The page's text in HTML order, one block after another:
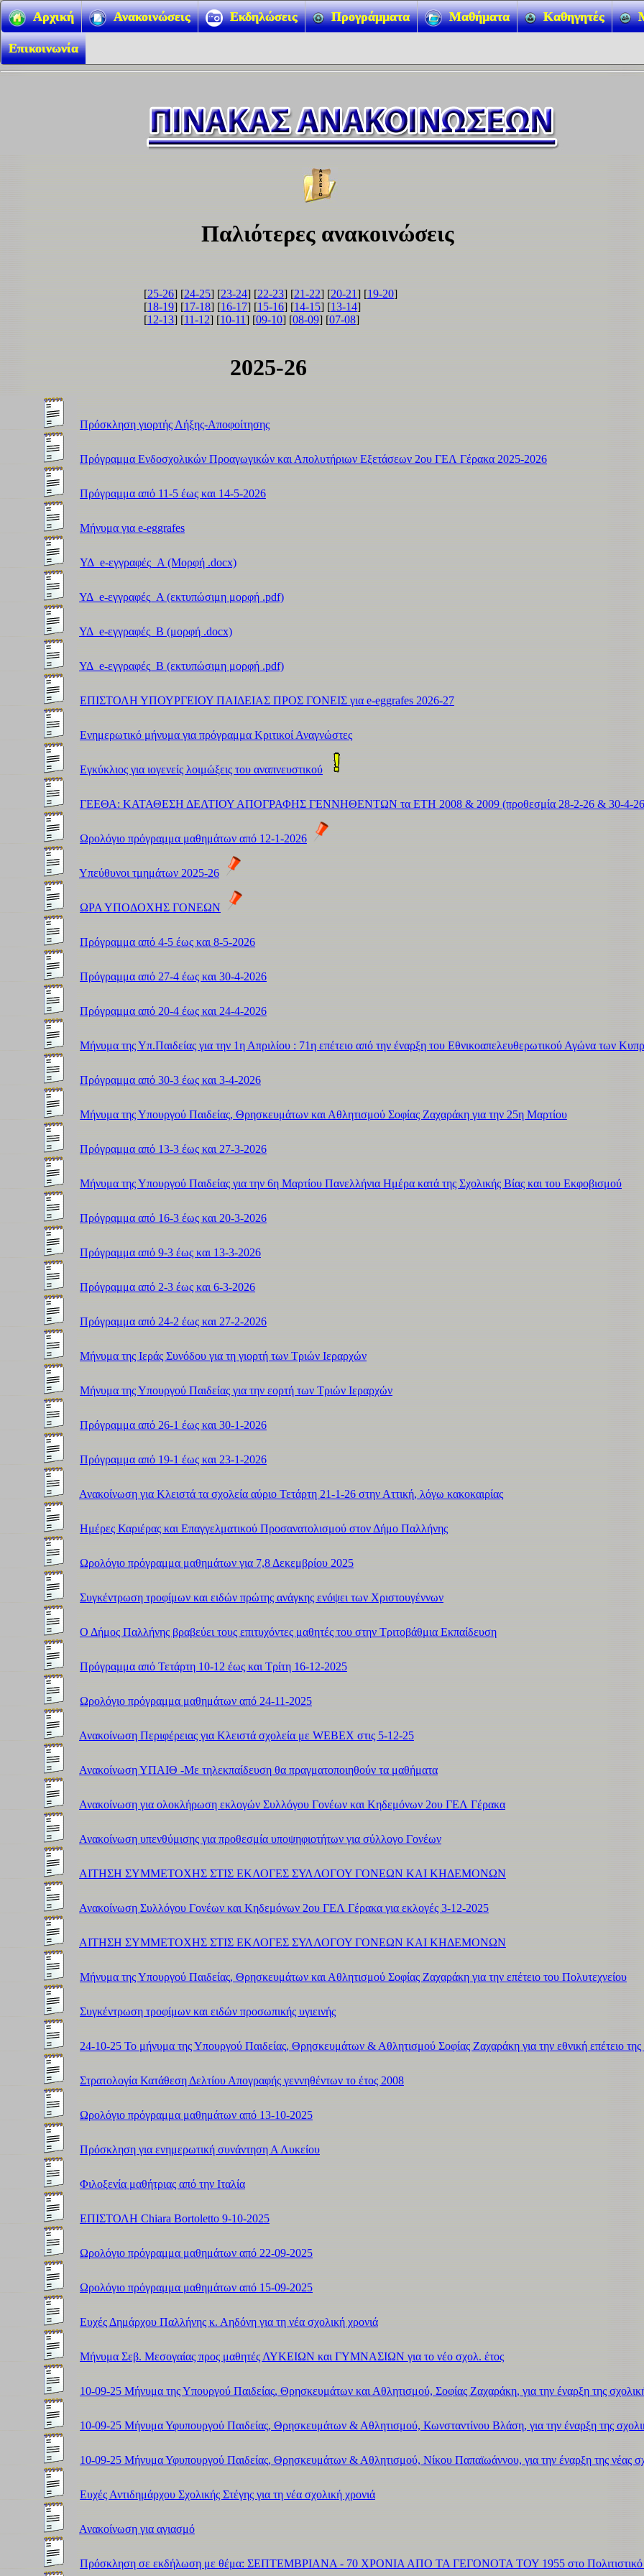
Αρχική Ανακοινώσεις Εκδηλώσεις Προγράμματα Μαθήματα Καθηγητές
Επικοινωνία
Παλιότερες ανακοινώσεις
[25-26] [24-25] [23-24] [22-23] [21-22] [20-21] [19-20]
[18-19] [17-18] [16-17] [15-16] [14-15] [13-14]
[12-13] [11-12] [10-11] [09-10] [08-09] [07-08]
2025-26
Πρόσκληση γιορτής Λήξης-Αποφοίτησης
Πρόγραμμα Ενδοσχολικών Προαγωγικών και Απολυτήριων Εξετάσεων 2ου ΓΕΛ Γέρακα 2025-2026
Πρόγραμμα από 11-5 έως και 14-5-2026
Μήνυμα για e-eggrafes
ΥΔ_e-εγγραφές_Α (Μορφή .docx)
ΥΔ_e-εγγραφές_Α (εκτυπώσιμη μορφή .pdf)
ΥΔ_e-εγγραφές_Β (μορφή .docx)
ΥΔ_e-εγγραφές_Β (εκτυπώσιμη μορφή .pdf)
ΕΠΙΣΤΟΛΗ ΥΠΟΥΡΓΕΙΟΥ ΠΑΙΔΕΙΑΣ ΠΡΟΣ ΓΟΝΕΙΣ για e-eggrafes 2026-27
Ενημερωτικό μήνυμα για πρόγραμμα Κριτικοί Αναγνώστες
Εγκύκλιος για ιογενείς λοιμώξεις του αναπνευστικού
ΓΕΕΘΑ: ΚΑΤΑΘΕΣΗ ΔΕΛΤΙΟΥ ΑΠΟΓΡΑΦΗΣ ΓΕΝΝΗΘΕΝΤΩΝ τα ΕΤΗ 2008 & 2009 (προθεσμία 28-2-26 & 30-4-
Ωρολόγιο πρόγραμμα μαθημάτων από 12-1-2026
Υπεύθυνοι τμημάτων 2025-26
ΩΡΑ ΥΠΟΔΟΧΗΣ ΓΟΝΕΩΝ
Πρόγραμμα από 4-5 έως και 8-5-2026
Πρόγραμμα από 27-4 έως και 30-4-2026
Πρόγραμμα από 20-4 έως και 24-4-2026
Μήνυμα της Υπ.Παιδείας για την 1η Απριλίου : 71η επέτειο από την έναρξη του Εθνικοαπελευθερωτικού Αγώνα των
Πρόγραμμα από 30-3 έως και 3-4-2026
Μήνυμα της Υπουργού Παιδείας, Θρησκευμάτων και Αθλητισμού Σοφίας Ζαχαράκη για την 25η Μαρτίου
Πρόγραμμα από 13-3 έως και 27-3-2026
Μήνυμα της Υπουργού Παιδείας για την 6η Μαρτίου Πανελλήνια Ημέρα κατά της Σχολικής Βίας και του Εκφοβισμού
Πρόγραμμα από 16-3 έως και 20-3-2026
Πρόγραμμα από 9-3 έως και 13-3-2026
Πρόγραμμα από 2-3 έως και 6-3-2026
Πρόγραμμα από 24-2 έως και 27-2-2026
Μήνυμα της Ιεράς Συνόδου για τη γιορτή των Τριών Ιεραρχών
Μήνυμα της Υπουργού Παιδείας για την εορτή των Τριών Ιεραρχών
Πρόγραμμα από 26-1 έως και 30-1-2026
Πρόγραμμα από 19-1 έως και 23-1-2026
Ανακοίνωση για Κλειστά τα σχολεία αύριο Τετάρτη 21-1-26 στην Αττική, λόγω κακοκαιρίας
Ημέρες Καριέρας και Επαγγελματικού Προσανατολισμού στον Δήμο Παλλήνης
Ωρολόγιο πρόγραμμα μαθημάτων για 7,8 Δεκεμβρίου 2025
Συγκέντρωση τροφίμων και ειδών πρώτης ανάγκης ενόψει των Χριστουγέννων
Ο Δήμος Παλλήνης βραβεύει τους επιτυχόντες μαθητές του στην Τριτοβάθμια Εκπαίδευση
Πρόγραμμα από Τετάρτη 10-12 έως και Τρίτη 16-12-2025
Ωρολόγιο πρόγραμμα μαθημάτων από 24-11-2025
Ανακοίνωση Περιφέρειας για Κλειστά σχολεία με WEBEX στις 5-12-25
Ανακοίνωση ΥΠΑΙΘ -Με τηλεκπαίδευση θα πραγματοποιηθούν τα μαθήματα
Ανακοίνωση για ολοκλήρωση εκλογών Συλλόγου Γονέων και Κηδεμόνων 2ου ΓΕΛ Γέρακα
Ανακοίνωση υπενθύμισης για προθεσμία υποψηφιοτήτων για σύλλογο Γονέων
ΑΙΤΗΣΗ ΣΥΜΜΕΤΟΧΗΣ ΣΤΙΣ ΕΚΛΟΓΕΣ ΣΥΛΛΟΓΟΥ ΓΟΝΕΩΝ ΚΑΙ ΚΗΔΕΜΟΝΩΝ
Ανακοίνωση Συλλόγου Γονέων και Κηδεμόνων 2ου ΓΕΛ Γέρακα για εκλογές 3-12-2025
ΑΙΤΗΣΗ ΣΥΜΜΕΤΟΧΗΣ ΣΤΙΣ ΕΚΛΟΓΕΣ ΣΥΛΛΟΓΟΥ ΓΟΝΕΩΝ ΚΑΙ ΚΗΔΕΜΟΝΩΝ
Μήνυμα της Υπουργού Παιδείας, Θρησκευμάτων και Αθλητισμού Σοφίας Ζαχαράκη για την επέτειο του Πολυτεχνείου
Συγκέντρωση τροφίμων και ειδών προσωπικής υγιεινής
24-10-25 Το μήνυμα της Υπουργού Παιδείας, Θρησκευμάτων & Αθλητισμού Σοφίας Ζαχαράκη για την εθνική επέτειο
Στρατολογία Κατάθεση Δελτίου Απογραφής γεννηθέντων το έτος 2008
Ωρολόγιο πρόγραμμα μαθημάτων από 13-10-2025
Πρόσκληση για ενημερωτική συνάντηση Α Λυκείου
Φιλοξενία μαθήτριας από την Ιταλία
ΕΠΙΣΤΟΛΗ Chiara Bortoletto 9-10-2025
Ωρολόγιο πρόγραμμα μαθημάτων από 22-09-2025
Ωρολόγιο πρόγραμμα μαθημάτων από 15-09-2025
Ευχές Δημάρχου Παλλήνης κ. Αηδόνη για τη νέα σχολική χρονιά
Μήνυμα Σεβ. Μεσογαίας προς μαθητές ΛΥΚΕΙΩΝ και ΓΥΜΝΑΣΙΩΝ για το νέο σχολ. έτος
10-09-25 Μήνυμα της Υπουργού Παιδείας, Θρησκευμάτων και Αθλητισμού, Σοφίας Ζαχαράκη, για την έναρξη της
10-09-25 Μήνυμα Υφυπουργού Παιδείας, Θρησκευμάτων & Αθλητισμού, Κωνσταντίνου Βλάση, για την έναρξη της
10-09-25 Μήνυμα Υφυπουργού Παιδείας, Θρησκευμάτων & Αθλητισμού, Νίκου Παπαϊωάννου, για την έναρξη της νέας
Ευχές Αντιδημάρχου Σχολικής Στέγης για τη νέα σχολική χρονιά
Ανακοίνωση για αγιασμό
Πρόσκληση σε εκδήλωση με θέμα: ΣΕΠΤΕΜΒΡΙΑΝΑ - 70 ΧΡΟΝΙΑ ΑΠΟ ΤΑ ΓΕΓΟΝΟΤΑ ΤΟΥ 1955 στο Πολιτιστικό